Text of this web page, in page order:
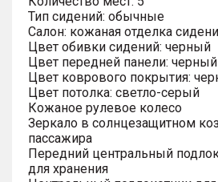
Тип сидений: обычные
Салон: кожаная отделка
Цвет обивки сидений: черный
Цвет передней панели: черный
Цвет коврового покрытия:
Цвет потолка: светло-серый
Кожаное рулевое колесо
Зеркало в солнцезащитном
пассажира
Передний центральный
для хранения